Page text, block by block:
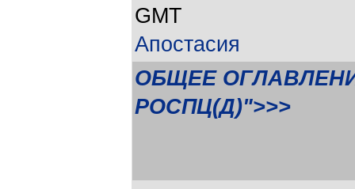
GMT
Апостасия
ОБЩЕЕ
РОСПЦ(Д)">>>